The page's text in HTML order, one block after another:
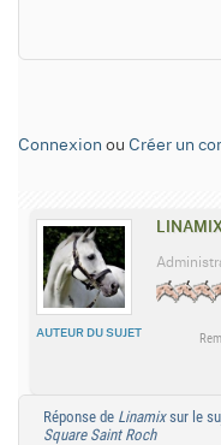
Connexion ou Créer un
AUTEUR DU SUJET
Réponse de Linamixsur le
Square Saint Roch